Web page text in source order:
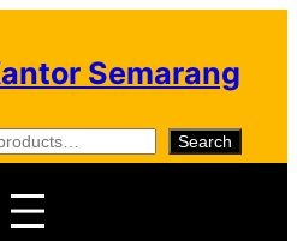
Semarang
Search